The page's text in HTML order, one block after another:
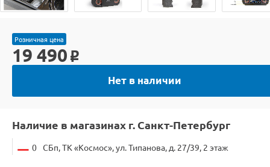
Розничная цена
19 490 o
Нет в наличии
Наличие в магазинах г. Санкт-Петербург
0 СБп, ТК «Космос», ул. Типанова, д. 27/39, 2 этаж